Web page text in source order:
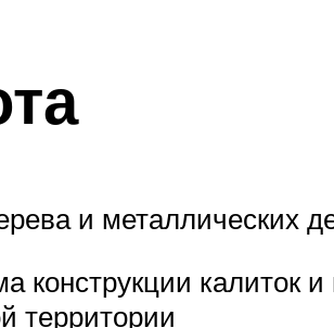
и металлических
калиток
территории